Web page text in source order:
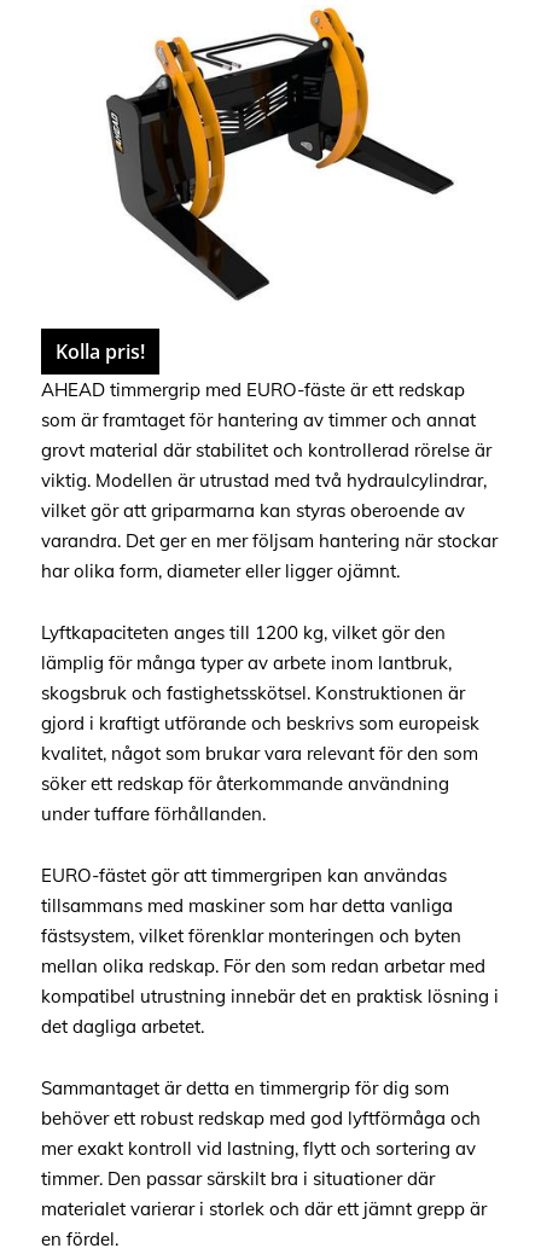
Kolla pris!
AHEAD timmergrip med EURO-fäste är ett redskap
som är framtaget för hantering av timmer och annat
grovt material där stabilitet och kontrollerad rörelse är
viktig. Modellen är utrustad med två hydraulcylindrar,
vilket gör att griparmarna kan styras oberoende av
varandra. Det ger en mer följsam hantering när stockar
har olika form, diameter eller ligger ojämnt.
Lyftkapaciteten anges till 1200 kg, vilket gör den
lämplig för många typer av arbete inom lantbruk,
skogsbruk och fastighetsskötsel. Konstruktionen är
gjord i kraftigt utförande och beskrivs som europeisk
kvalitet, något som brukar vara relevant för den som
söker ett redskap för återkommande användning
under tuffare förhållanden.
EURO-fästet gör att timmergripen kan användas
tillsammans med maskiner som har detta vanliga
fästsystem, vilket förenklar monteringen och byten
mellan olika redskap. För den som redan arbetar med
kompatibel utrustning innebär det en praktisk lösning i
det dagliga arbetet.
Sammantaget är detta en timmergrip för dig som
behöver ett robust redskap med god lyftförmåga och
mer exakt kontroll vid lastning, flytt och sortering av
timmer. Den passar särskilt bra i situationer där
materialet varierar i storlek och där ett jämnt grepp är
en fördel.